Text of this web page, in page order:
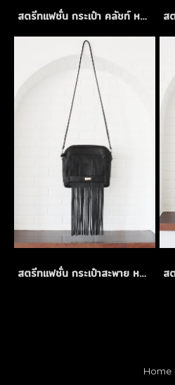
สตรีทแฟชั่น กระเป๋า คลัชท์ หนังแท้ สีเบจ
สตรีทแฟชั่น กระเป๋าสะพาย หนังเทียม ขนาดเล็ก ตกแต่งฟรินจ์ สีดำ
Home